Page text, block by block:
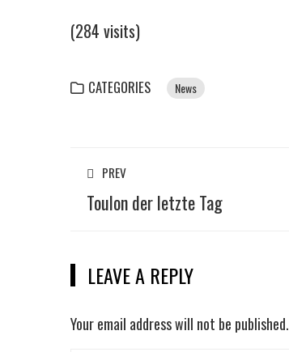
(284 visits)
CATEGORIES News
PREV
Toulon der letzte Tag
LEAVE A REPLY
Your email address will not be published.